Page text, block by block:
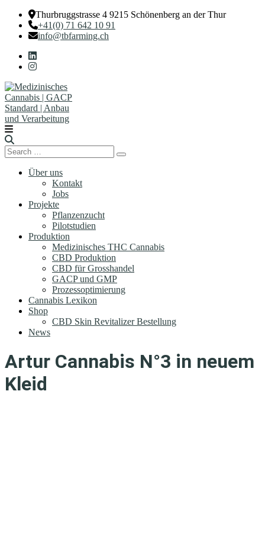
Thurbruggstrasse 4 9215 Schönenberg an der Thur
+41(0) 71 642 10 91
info@tbfarming.ch
Search
for:
Search
Über uns
Kontakt
Jobs
Projekte
Pflanzenzucht
Pilotstudien
Produktion
Medizinisches THC Cannabis
CBD Produktion
CBD für Grosshandel
GACP und GMP
Prozessoptimierung
Cannabis Lexikon
Shop
CBD Skin Revitalizer Bestellung
News
Artur Cannabis N°3 in neuem
Kleid